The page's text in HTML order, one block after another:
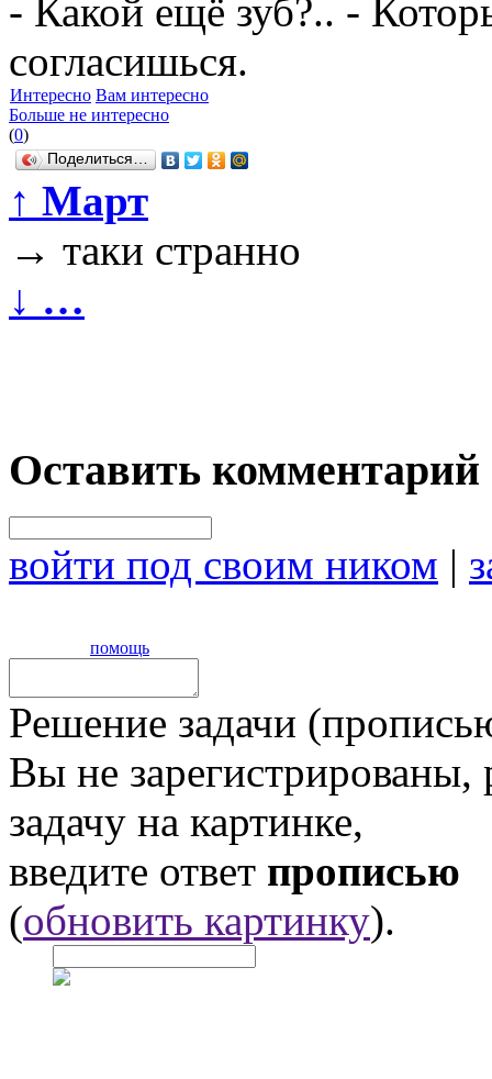
- Какой ещё зуб?.. -
согласишься.
Интересно Вам интересно
Больше не интересно
(0)
Поделиться…
↑ Март
→ таки странно
↓ …
Оставить комментарий
войти под своим ником |
помощь
Решение задачи
Вы не
задачу на картинке,
введите ответ прописью
(обновить картинку).